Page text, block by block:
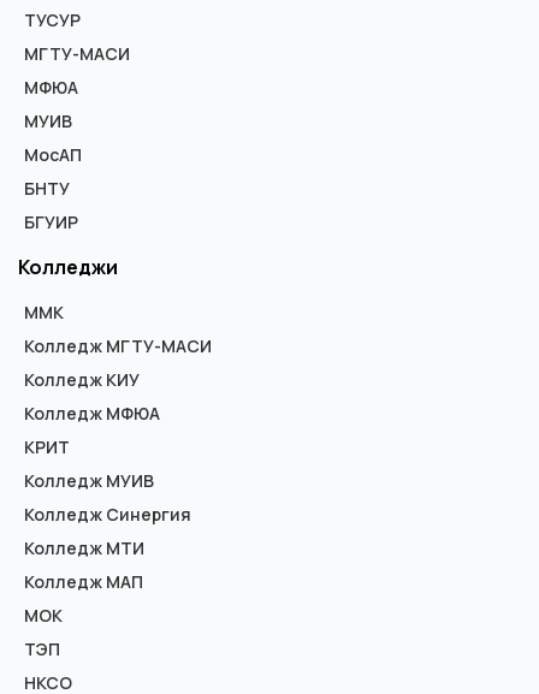
ТУСУР
МГТУ-МАСИ
МФЮА
МУИВ
МосАП
БНТУ
БГУИР
Колледжи
ММК
Колледж МГТУ-МАСИ
Колледж КИУ
Колледж МФЮА
КРИТ
Колледж МУИВ
Колледж Синергия
Колледж МТИ
Колледж МАП
МОК
ТЭП
НКСО